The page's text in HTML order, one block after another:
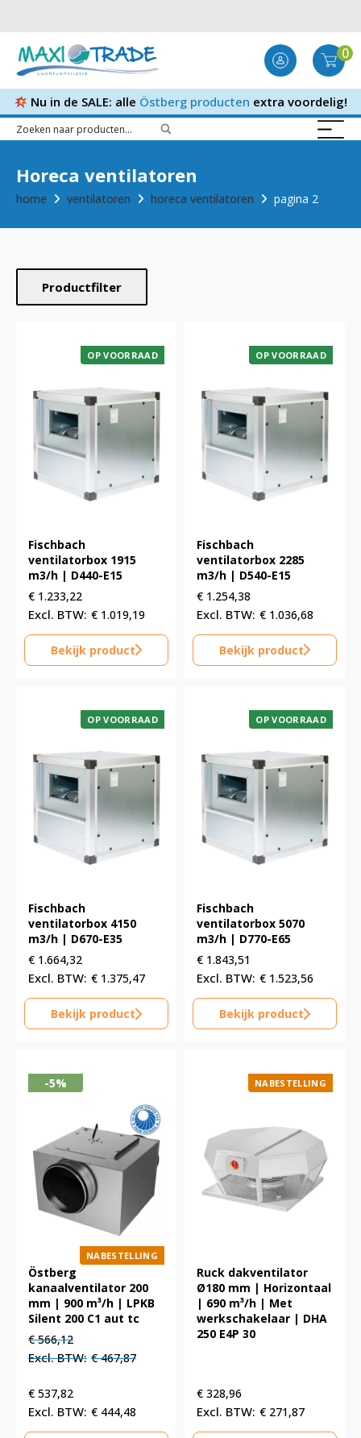
0
Nu in de SALE: alle Östberg producten extra voordelig!
Horeca ventilatoren
home ventilatoren horeca ventilatoren pagina 2
Productfilter
OP VOORRAAD
Fischbach
ventilatorbox 1915
m3/h | D440-E15
€ 1.233,22
€ 1.019,19
Bekijk product
OP VOORRAAD
Fischbach
ventilatorbox 2285
m3/h | D540-E15
€ 1.254,38
€ 1.036,68
Bekijk product
OP VOORRAAD
Fischbach
ventilatorbox 4150
m3/h | D670-E35
€ 1.664,32
€ 1.375,47
Bekijk product
OP VOORRAAD
Fischbach
ventilatorbox 5070
m3/h | D770-E65
€ 1.843,51
€ 1.523,56
Bekijk product
-5%
NABESTELLING
Östberg
kanaalventilator 200
mm | 900 m³/h | LPKB
Silent 200 C1 aut tc
Oorspronkelijke
prijs
€ 566,12.
€566,12Huidige
prijs€467,87
€ 537,82
€ 444,48
NABESTELLING
Ruck dakventilator
Ø180 mm | Horizontaal
| 690 m³/h | Met
werkschakelaar | DHA
250 E4P 30
€ 328,96
€ 271,87